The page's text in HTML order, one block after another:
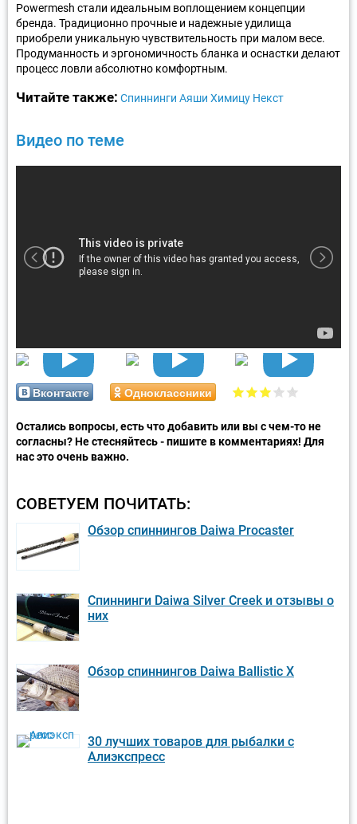
Powermesh стали идеальным воплощением концепции
бренда. Традиционно прочные и надежные удилища
приобрели уникальную чувствительность при малом весе.
Продуманность и эргономичность бланка и оснастки делают
процесс ловли абсолютно комфортным.
Читайте также: Спиннинги Аяши Химицу Некст
Видео по теме
Вконтакте Одноклассники
Остались вопросы, есть что добавить или вы с чем-то не
согласны? Не стесняйтесь - пишите в комментариях! Для
нас это очень важно.
СОВЕТУЕМ ПОЧИТАТЬ:
Обзор спиннингов Daiwa Procaster
Спиннинги Daiwa Silver Creek и отзывы о
них
Обзор спиннингов Daiwa Ballistic X
30 лучших товаров для рыбалки с
Алиэкспресс